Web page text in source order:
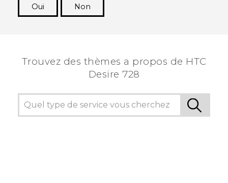
Oui
Non
Trouvez des thèmes a propos de HTC
Desire 728